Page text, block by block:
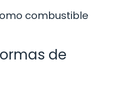
combustible
de